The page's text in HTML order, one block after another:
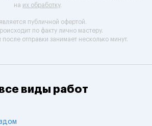
на их обработку.
публичной офертой.
по факту лично мастеру.
отправки занимает несколько минут.
виды работ